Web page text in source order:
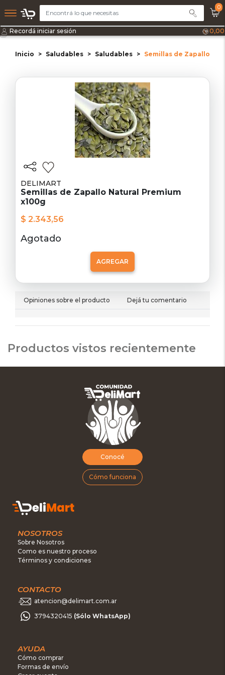
0
Recordá iniciar sesión 0,00
Inicio Saludables Saludables Semillas de Zapallo
DELIMART
Semillas de Zapallo Natural Premium
x100g
$ 2.343,56
Agotado
AGREGAR
Opiniones sobre el producto Dejá tu comentario
Productos vistos recientemente
Conocé
Cómo funciona
NOSOTROS
Sobre Nosotros
Como es nuestro proceso
Términos y condiciones
CONTACTO
atencion@delimart.com.ar
3794320415 (Sólo WhatsApp)
AYUDA
Cómo comprar
Formas de envío